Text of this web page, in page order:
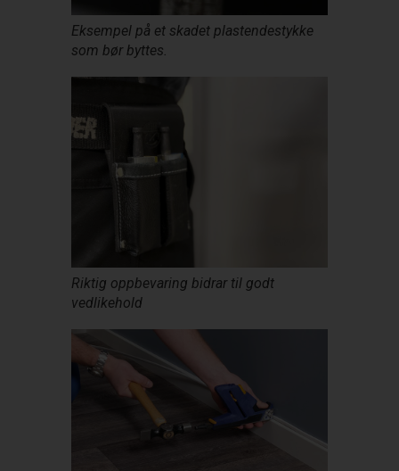
Eksempel på et skadet plastendestykke
som bør byttes.
Riktig oppbevaring bidrar til godt
vedlikehold